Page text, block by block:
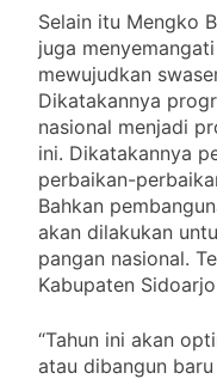
Selain itu Mengko
juga
mewujudkan
Dikatakannya
nasional menjadi
ini. Dikatakannya
perbaikan-
Bahkan
akan dilakukan
pangan nasional.
Kabupaten
“Tahun ini akan
atau dibangun